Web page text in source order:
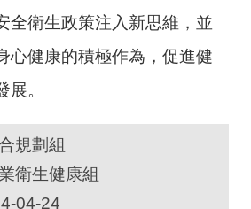
全衛生政策注入新思維，並
心健康的積極作為，促進健
。
規劃組
衛生健康組
04-24